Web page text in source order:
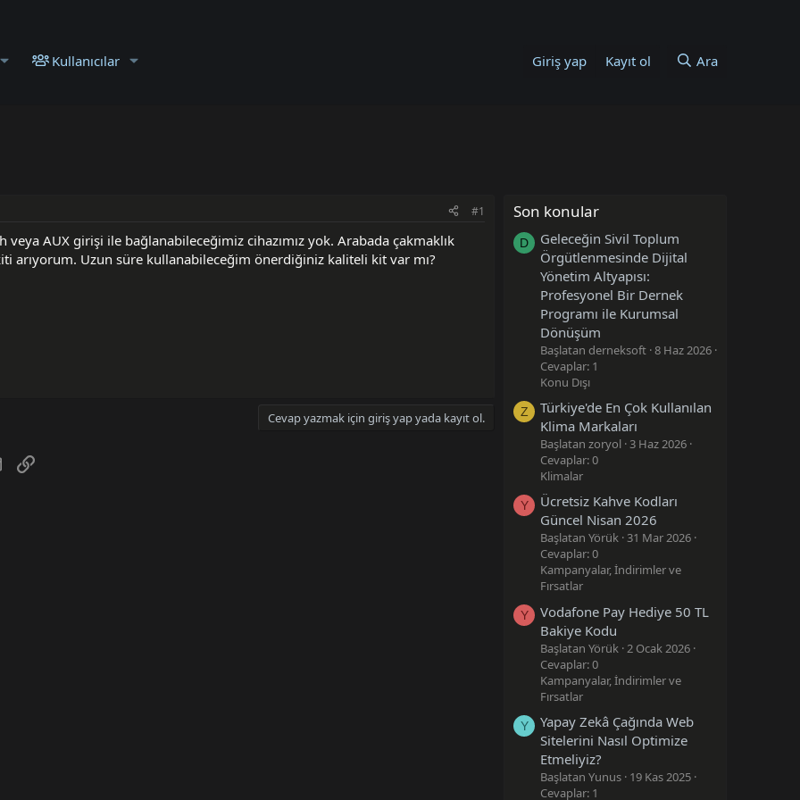
Kullanıcılar Giriş yap Kayıt ol Ara
#1
veya AUX girişi ile bağlanabileceğimiz cihazımız yok. Arabada çakmaklık
arıyorum. Uzun süre kullanabileceğim önerdiğiniz kaliteli kit var mı?
Cevap yazmak için giriş yap yada kayıt ol.
E-postaLink
Son konular
D
Geleceğin Sivil Toplum
Örgütlenmesinde Dijital
Yönetim Altyapısı:
Profesyonel Bir Dernek
Programı ile Kurumsal
Dönüşüm
Başlatan derneksoft 8 Haz 2026
Cevaplar: 1
Konu Dışı
Z
Türkiye'de En Çok Kullanılan
Klima Markaları
Başlatan zoryol 3 Haz 2026
Cevaplar: 0
Klimalar
Y
Ücretsiz Kahve Kodları
Güncel Nisan 2026
Başlatan Yörük 31 Mar 2026
Cevaplar: 0
Kampanyalar, İndirimler ve
Fırsatlar
Y
Vodafone Pay Hediye 50 TL
Bakiye Kodu
Başlatan Yörük 2 Ocak 2026
Cevaplar: 0
Kampanyalar, İndirimler ve
Fırsatlar
Y
Yapay Zekâ Çağında Web
Sitelerini Nasıl Optimize
Etmeliyiz?
Başlatan Yunus 19 Kas 2025
Cevaplar: 1